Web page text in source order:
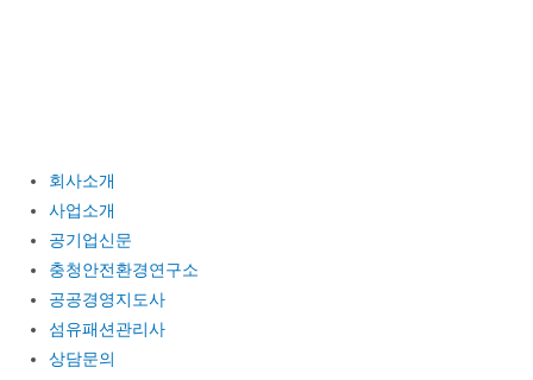
회사소개
사업소개
공기업신문
충청안전환경연구소
공공경영지도사
섬유패션관리사
상담문의